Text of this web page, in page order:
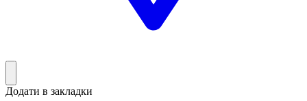
Додати в закладки